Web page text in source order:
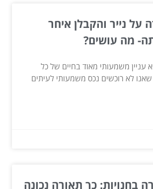
על נייר והקבלן איחר
מה עושים?
עניין משמעותי מאוד בחיים של כל
לא רוכשים נכס משמעותי לעיתים
בחנויות: כך תאורה נכונה